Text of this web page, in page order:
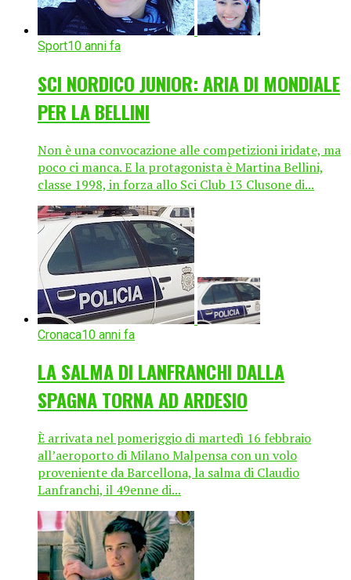
Sport10 anni fa
SCI NORDICO JUNIOR: ARIA DI MONDIALE
PER LA BELLINI
Non è una convocazione alle competizioni iridate, ma
poco ci manca. E la protagonista è Martina Bellini,
classe 1998, in forza allo Sci Club 13 Clusone di...
Cronaca10 anni fa
LA SALMA DI LANFRANCHI DALLA
SPAGNA TORNA AD ARDESIO
È arrivata nel pomeriggio di martedì 16 febbraio
all’aeroporto di Milano Malpensa con un volo
proveniente da Barcellona, la salma di Claudio
Lanfranchi, il 49enne di...